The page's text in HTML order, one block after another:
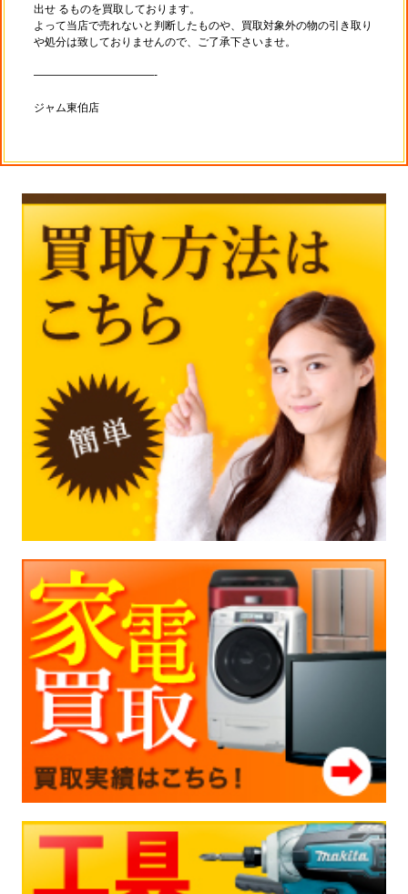
出せ るものを買取しております。
よって当店で売れないと判断したものや、買取対象外の物の引き取り
や処分は致しておりませんので、ご了承下さいませ。
———————————-
ジャム東伯店